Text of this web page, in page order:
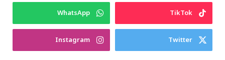
TikTok
WhatsApp
Twitter
Instagram